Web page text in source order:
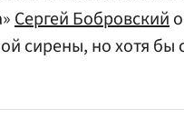
Сергей Бобровский
сирены, но хотя бы